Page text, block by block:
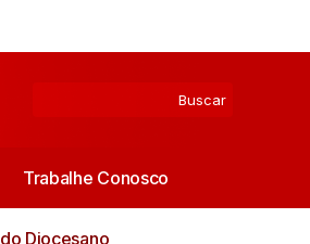
Trabalhe Conosco
Diocesano